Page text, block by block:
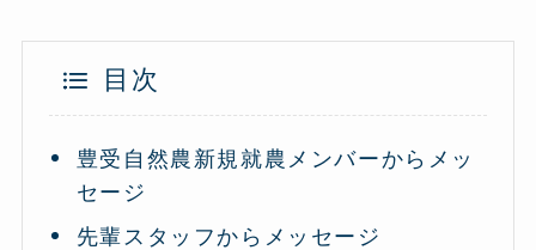
目次
豊受自然農新規就農メンバーからメッ
セージ
先輩スタッフからメッセージ